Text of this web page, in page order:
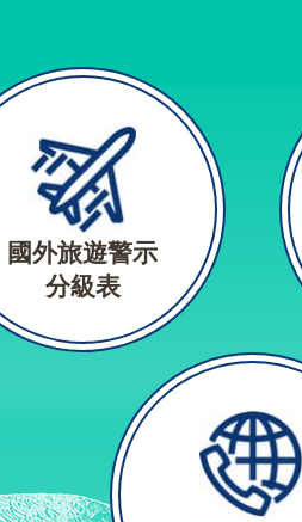
國外旅遊警示
分級表